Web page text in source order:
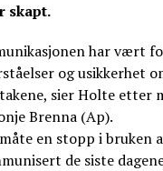
skapt.
har vært
og usikkerhet
sier Holte etter
Brenna (Ap).
en stopp i bruken
de siste